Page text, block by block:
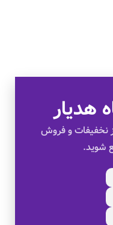
هدیار
نخفیفات و فروش
شوید.